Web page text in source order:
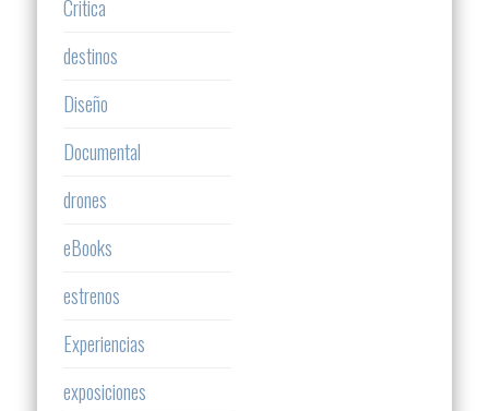
Critica
destinos
Diseño
Documental
drones
eBooks
estrenos
Experiencias
exposiciones